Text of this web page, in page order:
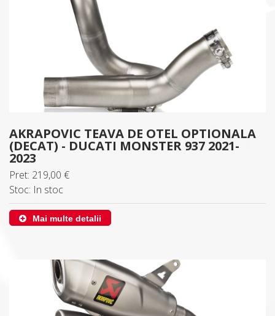
AKRAPOVIC TEAVA DE OTEL OPTIONALA
(DECAT) - DUCATI MONSTER 937 2021-
2023
Pret: 219,00 €
Stoc: In stoc
Mai multe detalii